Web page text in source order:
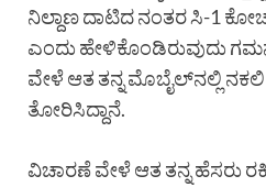
ನಿಲ್ದಾಣ ದಾಟಿದ ನಂತರ ಸಿ-1
ಎಂದು ಹೇಳಿಕೊಂಡಿರುವುದು
ವೇಳೆ ಆತ ತನ್ನ ಮೊಬೈಲ್‌ನಲ್ಲಿ
ತೋರಿಸಿದ್ದಾನೆ.
ವಿಚಾರಣೆ ವೇಳೆ ಆತ ತನ್ನ ಹೆಸರು